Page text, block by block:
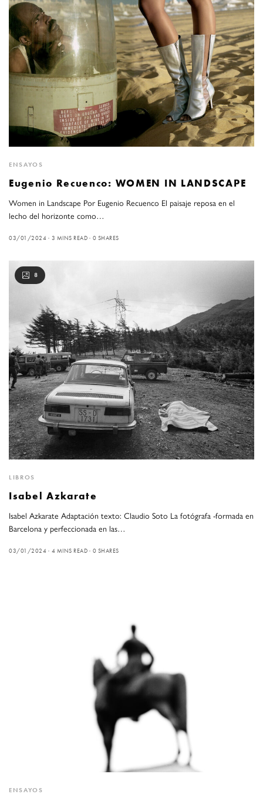
ENSAYOS
Eugenio Recuenco: WOMEN IN LANDSCAPE
Women in Landscape Por Eugenio Recuenco El paisaje reposa en el
lecho del horizonte como…
03/01/2024 3 MINS READ 0 SHARES
8
LIBROS
Isabel Azkarate
Isabel Azkarate Adaptación texto: Claudio Soto La fotógrafa -formada en
Barcelona y perfeccionada en las…
03/01/2024 4 MINS READ 0 SHARES
ENSAYOS